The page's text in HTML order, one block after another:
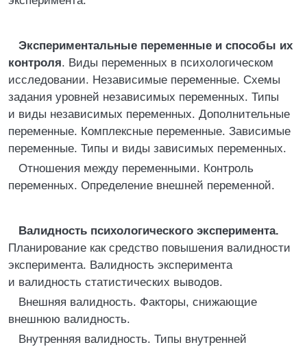
Экспериментальные переменные и способы их
контроля. Виды переменных в психологическом
исследовании. Независимые переменные. Схемы
задания уровней независимых переменных. Типы
и виды независимых переменных. Дополнительные
переменные. Комплексные переменные. Зависимые
переменные. Типы и виды зависимых переменных.
Отношения между переменными. Контроль
переменных. Определение внешней переменной.
Валидность психологического эксперимента.
Планирование как средство повышения валидности
эксперимента. Валидность эксперимента
и валидность статистических выводов.
Внешняя валидность. Факторы, снижающие
внешнюю валидность.
Внутренняя валидность. Типы внутренней